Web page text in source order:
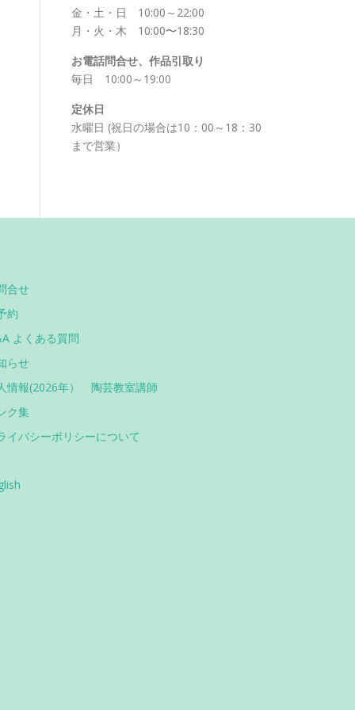
金・土・日 10:00～22:00
月・火・木 10:00〜18:30
お電話問合せ、作品引取り
毎日 10:00～19:00
定休日
水曜日 (祝日の場合は10：00～18：30
まで営業）
合せ
約
よくある質問
らせ
情報(2026年） 陶芸教室講師
ク集
イバシーポリシーについて